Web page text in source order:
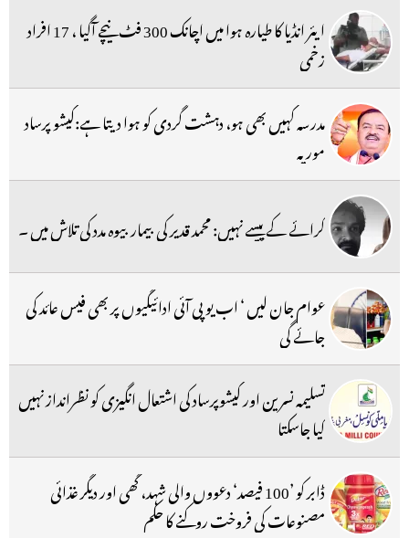
ایئر انڈیا کا طیارہ ہوا میں اچانک 300 فٹ نیچے آگیا ، 17 افراد
زخمی
مدرسہ کہیں بھی ہو، دہشت گردی کو ہوا دیتا ہے:کیشو پرساد
موریہ
کرائے کے پیسے نہیں: محمد قدیر کی بیمار بیوہ مدد کی تلاش میں ۔
عوام جان لیں ‘ اب یو پی آئی ادائیگیوں پر بھی فیس عائد کی
جائے گی
تسلیمہ نسرین اور کیشوپرساد کی اشتعال انگیزی کو نظرانداز نہیں
کیا جاسکتا
ڈابر کو ’100 فیصد‘ دعووں والی شہد، گھی اور دیگر غذائی
مصنوعات کی فروخت روکنے کا حکم